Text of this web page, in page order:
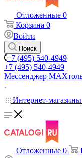
Отложенные 0
Корзина 0
Войти
Поиск
+7 (495) 540-4949
+7 (495) 540-4949
Мессенджер МАХ
Интернет-магазины
Отложенные 0